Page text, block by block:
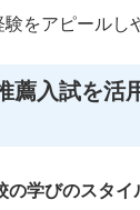
をアピールし
薦入試を活
の学びのスタイ